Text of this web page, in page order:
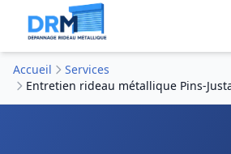
Accueil
Services
Entretien rideau métallique Pins-